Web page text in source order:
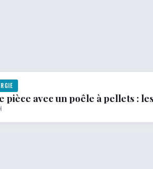
pièce avec un poêle à pellets :